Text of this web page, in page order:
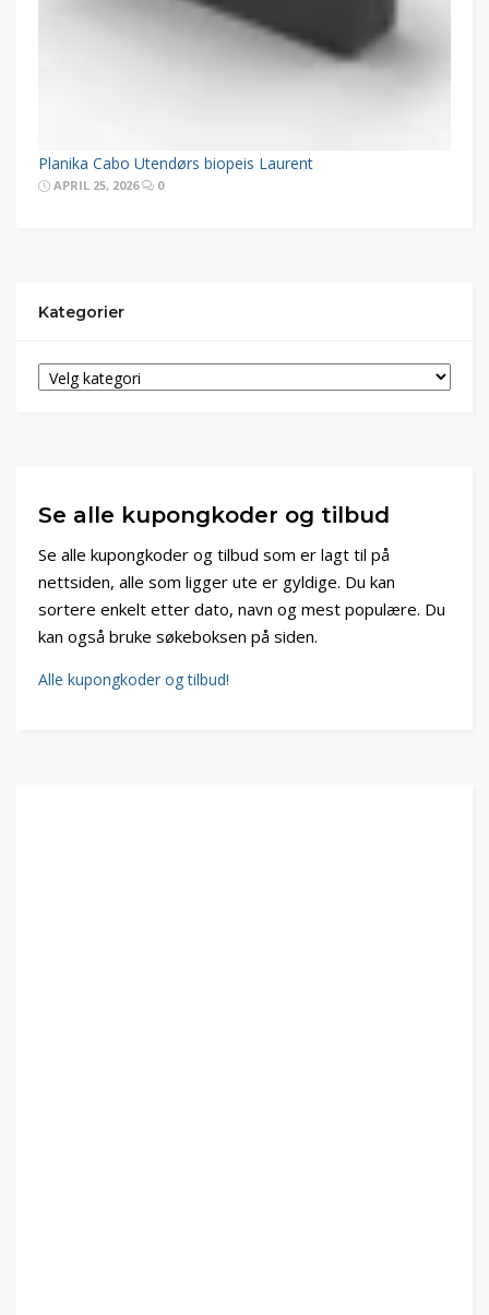
Planika Cabo Utendørs biopeis Laurent
APRIL 25, 2026 0
Kategorier
Se alle kupongkoder og tilbud
Se alle kupongkoder og tilbud som er lagt til på
nettsiden, alle som ligger ute er gyldige. Du kan
sortere enkelt etter dato, navn og mest populære. Du
kan også bruke søkeboksen på siden.
Alle kupongkoder og tilbud!